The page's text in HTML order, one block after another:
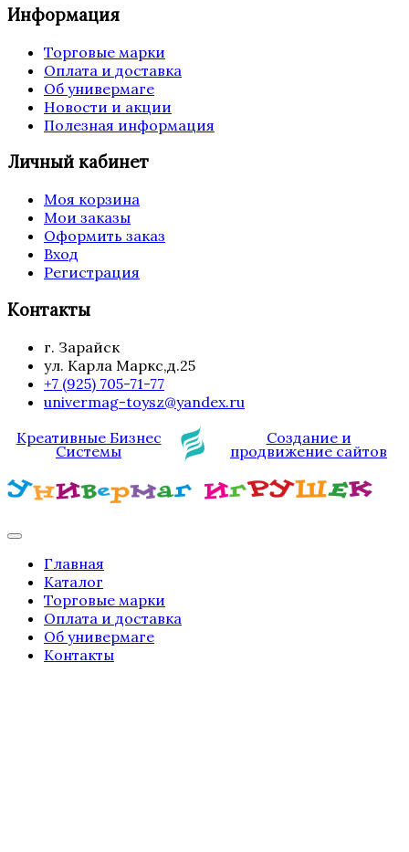
Информация
Торговые марки
Оплата и доставка
Об универмаге
Новости и акции
Полезная информация
Личный кабинет
Моя корзина
Мои заказы
Оформить заказ
Вход
Регистрация
Контакты
г. Зарайск
ул. Карла Маркс,д.25
+7 (925) 705-71-77
univermag-toysz@yandex.ru
Креативные Бизнес
Системы
Создание и
продвижение сайтов
Главная
Каталог
Торговые марки
Оплата и доставка
Об универмаге
Контакты